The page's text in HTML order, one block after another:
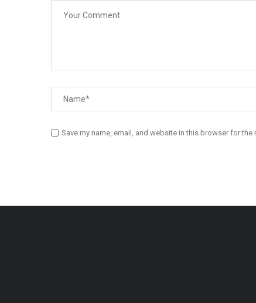
Save my name, email, and website in this browser for the